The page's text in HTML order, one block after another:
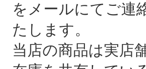
をメールにてご連
たします。
当店の商品は実店